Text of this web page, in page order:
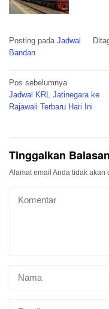
Posting pada Jadwal
Bandan
Navigasi
pos
Pos sebelumnya
Jadwal KRL Jatinegara ke
Rajawali Terbaru Hari Ini
Tinggalkan Balasan
Alamat email Anda tidak akan